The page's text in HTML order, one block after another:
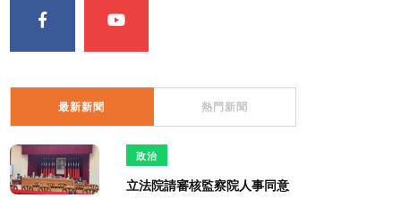
最新新聞 熱門新聞
政治
立法院請審核監察院人事同意